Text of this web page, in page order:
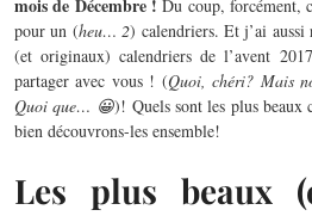
mois de Décembre ! Du coup, forcément,
pour un (heu… 2) calendriers. Et j’ai aussi
(et originaux) calendriers de l’avent
partager avec vous ! (Quoi, chéri? Mais
Quoi que… 😀)! Quels sont les plus beaux
bien découvrons-les ensemble!
Les plus beaux